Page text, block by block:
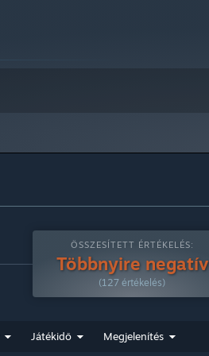
ÖSSZESÍTETT ÉRTÉKELÉS:
Többnyire negatív
(127 értékelés)
Játékidő Megjelenítés